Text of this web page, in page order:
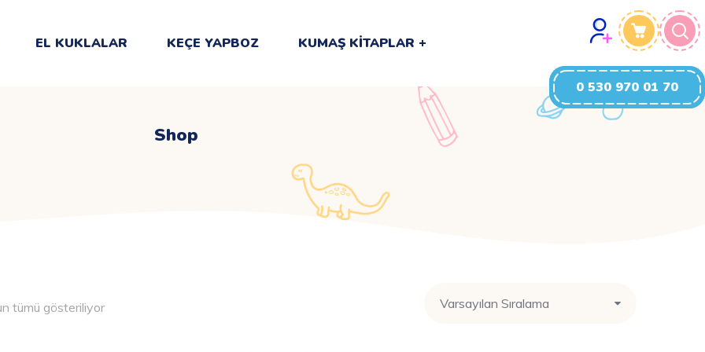
EL KUKLALAR KEÇE YAPBOZ KUMAŞ KITAPLAR
0 530 970 01 70
Shop
tümü gösteriliyor